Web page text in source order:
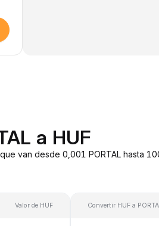
a HUF
van desde 0,001 PORTAL hasta
Valor de HUF Convertir HUF a